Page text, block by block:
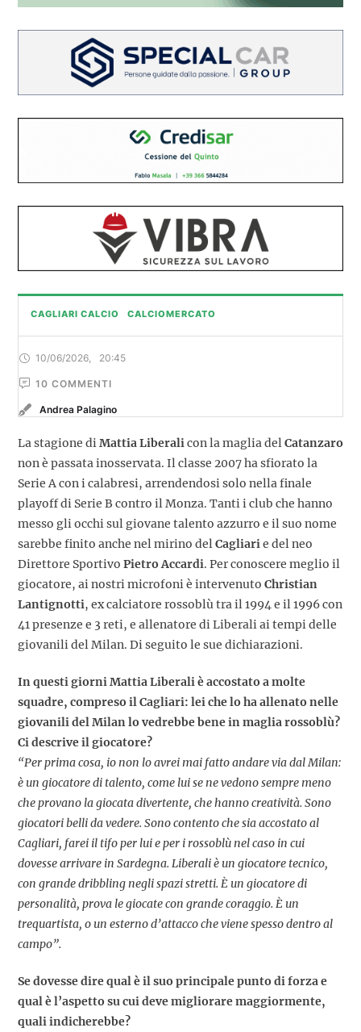
CAGLIARI CALCIO CALCIOMERCATO
10/06/2026 20:45
10 COMMENTI
Andrea Palagino
La stagione diMattia Liberalicon la maglia delCatanzaro
non è passata inosservata. Il classe 2007 ha sfiorato la
Serie A con i calabresi, arrendendosi solo nella finale
playoff di Serie B contro il Monza. Tanti i club che hanno
messo gli occhi sul giovane talento azzurro e il suo nome
sarebbe finito anche nel mirino delCagliarie del neo
Direttore Sportivo Pietro Accardi. Per conoscere meglio il
giocatore, ai nostri microfoni è intervenuto Christian
Lantignotti, ex calciatore rossoblù tra il 1994 e il 1996 con
41 presenze e 3 reti, e allenatore di Liberali ai tempi delle
giovanili del Milan. Di seguito le sue dichiarazioni.
In questi giorni Mattia Liberali è accostato a molte
squadre, compreso il Cagliari: lei che lo ha allenato nelle
giovanili del Milan lo vedrebbe bene in maglia rossoblù?
Ci descrive il giocatore?
“Per prima cosa, io non lo avrei mai fatto andare via dal Milan:
è un giocatore di talento, come lui se ne vedono sempre meno
che provano la giocata divertente, che hanno creatività. Sono
giocatori belli da vedere. Sono contento che sia accostato al
Cagliari, farei il tifo per lui e per i rossoblù nel caso in cui
dovesse arrivare in Sardegna. Liberali è un giocatore tecnico,
con grande dribbling negli spazi stretti. È un giocatore di
personalità, prova le giocate con grande coraggio. È un
trequartista, o un esterno d’attacco che viene spesso dentro al
campo”.
Se dovesse dire qual è il suo principale punto di forza e
qual è l’aspetto su cui deve migliorare maggiormente,
quali indicherebbe?